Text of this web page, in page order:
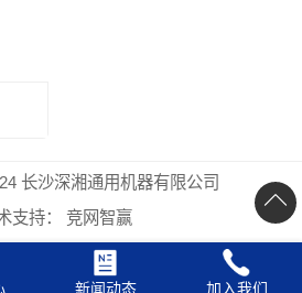
新闻动态 加入我们
长沙深湘通用机器有限公司
支持：
竞网智赢